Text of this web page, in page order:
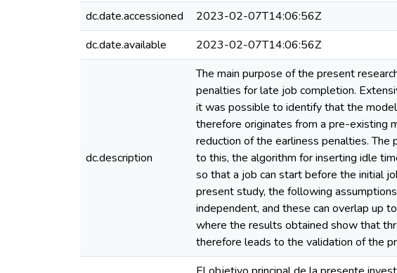
dc.date.accessioned
2023-02-07T14:06:56Z
dc.date.available
2023-02-07T14:06:56Z
dc.description
The main purpose of the present
penalties for late job completion.
it was possible to identify that the
therefore originates from a pre-existing
reduction of the earliness penalties.
to this, the algorithm for inserting idle
so that a job can start before the initial
present study, the following
independent, and these can overlap up
where the results obtained show that
therefore leads to the validation of the